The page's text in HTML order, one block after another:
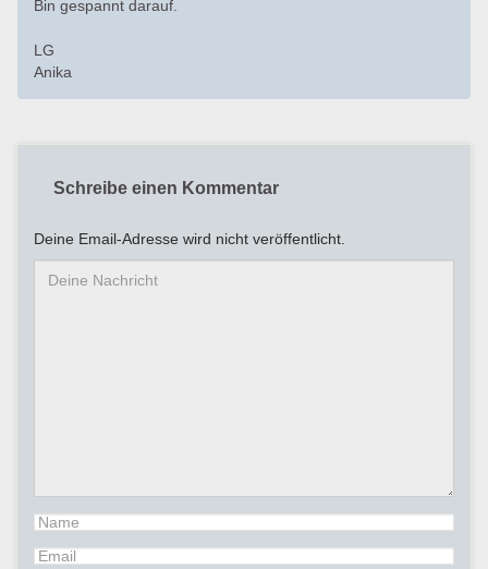
Bin gespannt darauf.
LG
Anika
Schreibe einen Kommentar
Deine Email-Adresse wird nicht veröffentlicht.